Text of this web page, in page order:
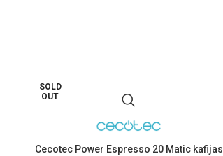
SOLD
OUT
Cecotec Power Espresso 20 Matic kafijas